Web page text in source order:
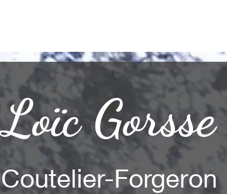
Loïc Gorsse
Coutelier-Forgeron